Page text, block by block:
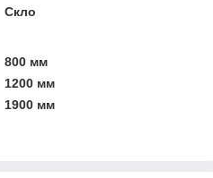
Скло
800 мм
1200 мм
1900 мм